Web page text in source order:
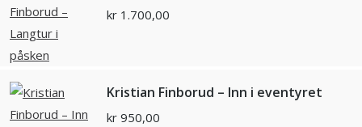
kr 1.700,00
Kristian Finborud – Inn i eventyret
kr 950,00